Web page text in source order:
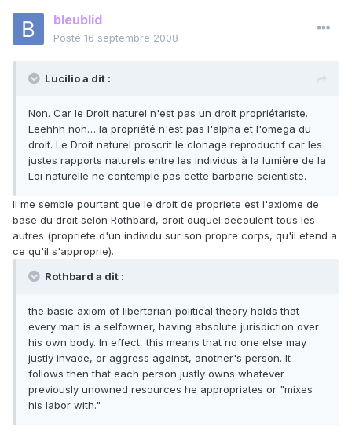
bleublid
Posté 16 septembre 2008
Lucilio a dit :
Non. Car le Droit naturel n'est pas un droit propriétariste.
Eeehhh non… la propriété n'est pas l'alpha et l'omega du
droit. Le Droit naturel proscrit le clonage reproductif car les
justes rapports naturels entre les individus à la lumière de la
Loi naturelle ne contemple pas cette barbarie scientiste.
Il me semble pourtant que le droit de propriete est l'axiome de
base du droit selon Rothbard, droit duquel decoulent tous les
autres (propriete d'un individu sur son propre corps, qu'il etend a
ce qu'il s'approprie).
Rothbard a dit :
the basic axiom of libertarian political theory holds that
every man is a selfowner, having absolute jurisdiction over
his own body. In effect, this means that no one else may
justly invade, or aggress against, another's person. It
follows then that each person justly owns whatever
previously unowned resources he appropriates or "mixes
his labor with."